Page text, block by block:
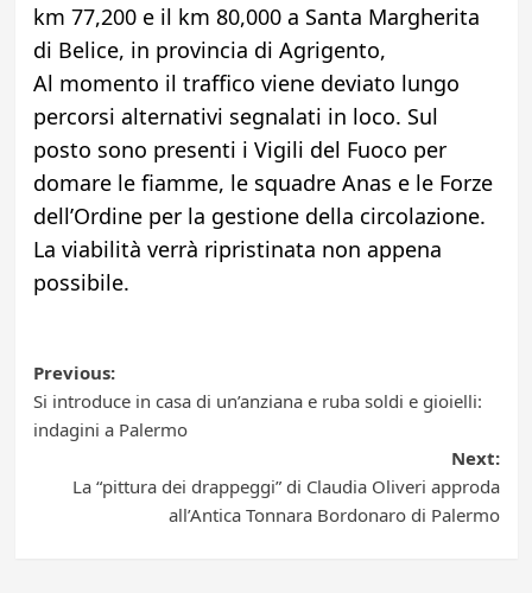
km 77,200 e il km 80,000 a Santa Margherita
di Belice, in provincia di Agrigento,
Al momento il traffico viene deviato lungo
percorsi alternativi segnalati in loco. Sul
posto sono presenti i Vigili del Fuoco per
domare le fiamme, le squadre Anas e le Forze
dell’Ordine per la gestione della circolazione.
La viabilità verrà ripristinata non appena
possibile.
Post
navigation
Previous:
Si introduce in casa di un’anziana e ruba soldi e gioielli:
indagini a Palermo
Next:
La “pittura dei drappeggi” di Claudia Oliveri approda
all’Antica Tonnara Bordonaro di Palermo